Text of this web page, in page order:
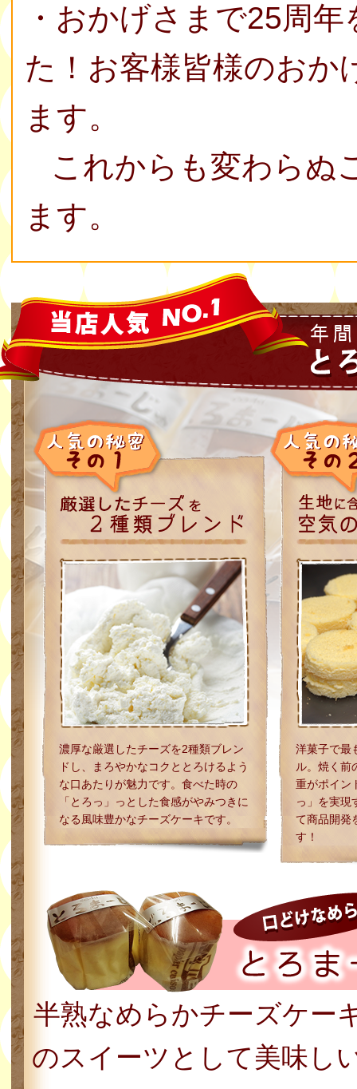
・おかげさまで25周
た！お客様皆様のおか
ます。
これからも変わらぬ
ます。
濃厚な厳選したチーズを2種類ブレン
ドし、まろやかなコクととろけるよう
な口あたりが魅力です。食べた時の
「とろっ」っとした食感がやみつきに
なる風味豊かなチーズケーキです。
洋菓子で最
ル。焼く前
重がポイン
っ」を実現
て商品開発
す！
半熟なめらかチーズケー
のスイーツとして美味し